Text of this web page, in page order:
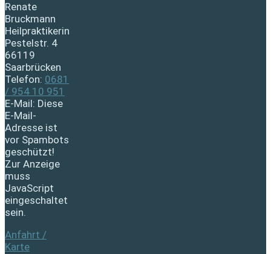
Renate
Bruckmann
Heilpraktikerin
Pestelstr. 4
66119
Saarbrücken
Telefon: 0681
/ 954 10 951
E-Mail: Diese
E-Mail-
Adresse ist
vor Spambots
geschützt!
Zur Anzeige
muss
JavaScript
eingeschaltet
sein.
Anfahrt /
Karte